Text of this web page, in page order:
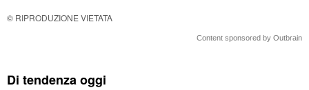
© RIPRODUZIONE VIETATA
Content sponsored by Outbrain
Di tendenza oggi